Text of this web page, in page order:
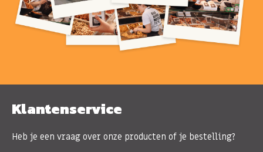
Klantenservice
Heb je een vraag over onze producten of je bestelling?